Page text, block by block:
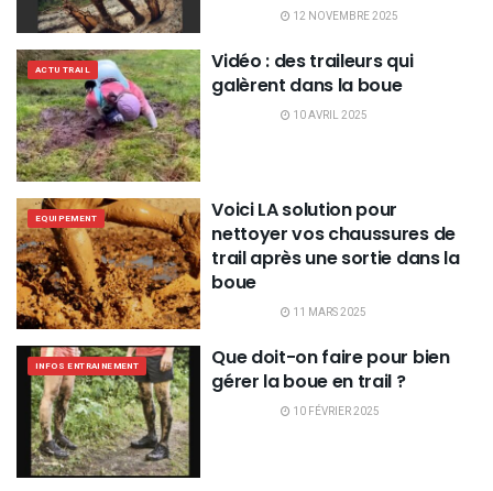
12 NOVEMBRE 2025
ACTU TRAIL
Vidéo : des traileurs qui
galèrent dans la boue
10 AVRIL 2025
EQUIPEMENT
Voici LA solution pour
nettoyer vos chaussures de
trail après une sortie dans la
boue
11 MARS 2025
INFOS ENTRAINEMENT
Que doit-on faire pour bien
gérer la boue en trail ?
10 FÉVRIER 2025